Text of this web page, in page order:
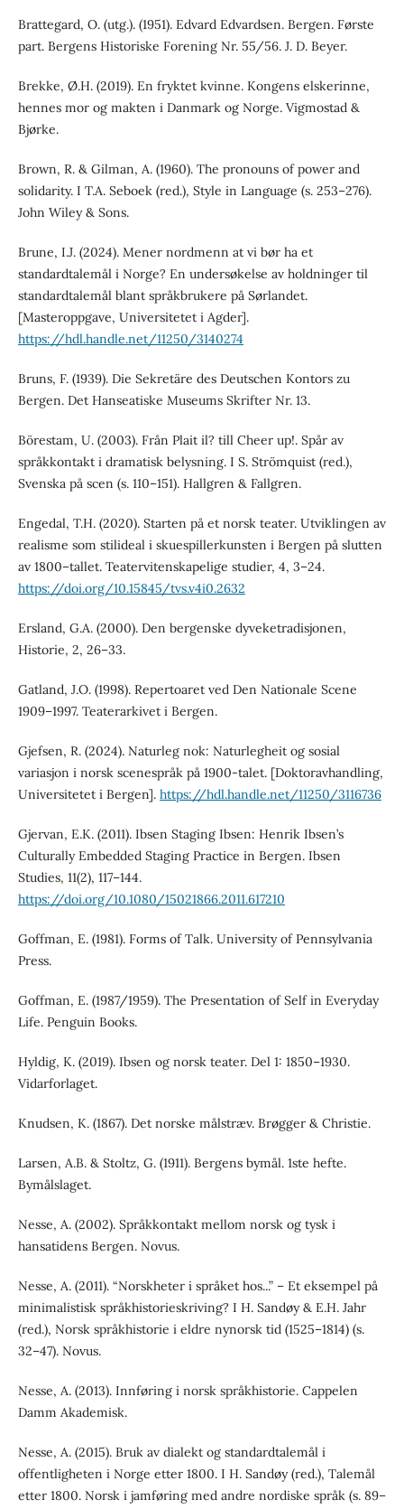
Brattegard, O. (utg.). (1951). Edvard Edvardsen. Bergen. Første
part. Bergens Historiske Forening Nr. 55/56. J. D. Beyer.
Brekke, Ø.H. (2019). En fryktet kvinne. Kongens elskerinne,
hennes mor og makten i Danmark og Norge. Vigmostad &
Bjørke.
Brown, R. & Gilman, A. (1960). The pronouns of power and
solidarity. I T.A. Seboek (red.), Style in Language (s. 253–276).
John Wiley & Sons.
Brune, I.J. (2024). Mener nordmenn at vi bør ha et
standardtalemål i Norge? En undersøkelse av holdninger til
standardtalemål blant språkbrukere på Sørlandet.
[Masteroppgave, Universitetet i Agder].
https://hdl.handle.net/11250/3140274
Bruns, F. (1939). Die Sekretäre des Deutschen Kontors zu
Bergen. Det Hanseatiske Museums Skrifter Nr. 13.
Börestam, U. (2003). Från Plait il? till Cheer up!. Spår av
språkkontakt i dramatisk belysning. I S. Strömquist (red.),
Svenska på scen (s. 110–151). Hallgren & Fallgren.
Engedal, T.H. (2020). Starten på et norsk teater. Utviklingen av
realisme som stilideal i skuespillerkunsten i Bergen på slutten
av 1800–tallet. Teatervitenskapelige studier, 4, 3–24.
https://doi.org/10.15845/tvs.v4i0.2632
Ersland, G.A. (2000). Den bergenske dyveketradisjonen,
Historie, 2, 26–33.
Gatland, J.O. (1998). Repertoaret ved Den Nationale Scene
1909–1997. Teaterarkivet i Bergen.
Gjefsen, R. (2024). Naturleg nok: Naturlegheit og sosial
variasjon i norsk scenespråk på 1900-talet. [Doktoravhandling,
Universitetet i Bergen]. https://hdl.handle.net/11250/3116736
Gjervan, E.K. (2011). Ibsen Staging Ibsen: Henrik Ibsen’s
Culturally Embedded Staging Practice in Bergen. Ibsen
Studies, 11(2), 117–144.
https://doi.org/10.1080/15021866.2011.617210
Goffman, E. (1981). Forms of Talk. University of Pennsylvania
Press.
Goffman, E. (1987/1959). The Presentation of Self in Everyday
Life. Penguin Books.
Hyldig, K. (2019). Ibsen og norsk teater. Del 1: 1850–1930.
Vidarforlaget.
Knudsen, K. (1867). Det norske målstræv. Brøgger & Christie.
Larsen, A.B. & Stoltz, G. (1911). Bergens bymål. 1ste hefte.
Bymålslaget.
Nesse, A. (2002). Språkkontakt mellom norsk og tysk i
hansatidens Bergen. Novus.
Nesse, A. (2011). “Norskheter i språket hos...” – Et eksempel på
minimalistisk språkhistorieskriving? I H. Sandøy & E.H. Jahr
(red.), Norsk språkhistorie i eldre nynorsk tid (1525–1814) (s.
32–47). Novus.
Nesse, A. (2013). Innføring i norsk språkhistorie. Cappelen
Damm Akademisk.
Nesse, A. (2015). Bruk av dialekt og standardtalemål i
offentligheten i Norge etter 1800. I H. Sandøy (red.), Talemål
etter 1800. Norsk i jamføring med andre nordiske språk (s. 89–